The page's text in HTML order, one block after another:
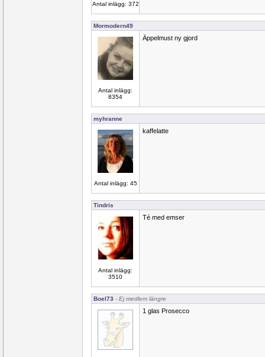
Antal inlägg: 372
Mormodern49
Antal inlägg:
8354
Äppelmust ny gjord
myhranne
Antal inlägg: 45
kaffelatte
Tindris
Antal inlägg:
3510
Té med emser
Boel73 - Ej medlem längre
1 glas Prosecco